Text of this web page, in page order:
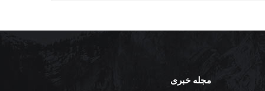
مجله خبری